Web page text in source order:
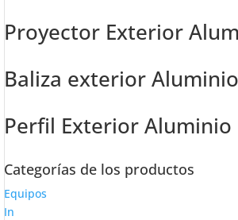
Proyector Exterior
Baliza exterior
Perfil Exterior Aluminio
Categorías de los productos
Equipos
In